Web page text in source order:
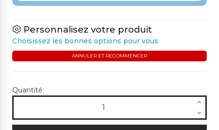
Personnalisez votre produit
Choisissez les bonnes options pour vous
ANNULER ET RECOMMENCER
Quantité: